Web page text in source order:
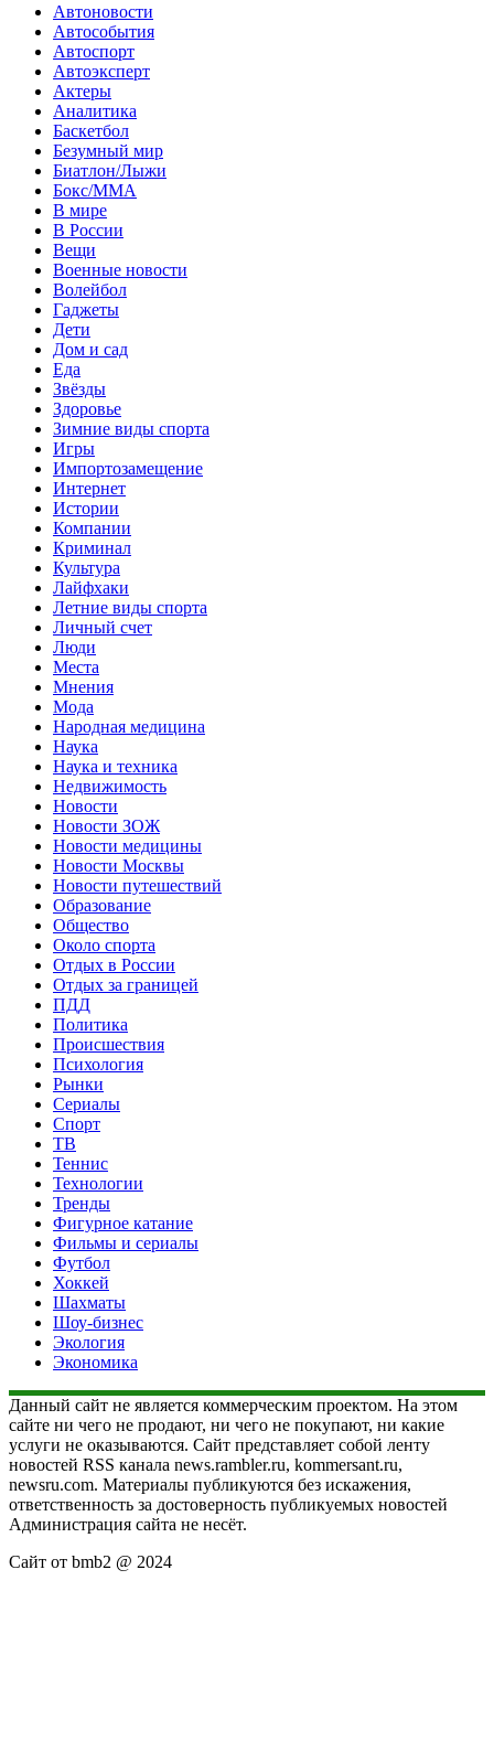
Автоновости
Автособытия
Автоспорт
Автоэксперт
Актеры
Аналитика
Баскетбол
Безумный мир
Биатлон/Лыжи
Бокс/MMA
В мире
В России
Вещи
Военные новости
Волейбол
Гаджеты
Дети
Дом и сад
Еда
Звёзды
Здоровье
Зимние виды спорта
Игры
Импортозамещение
Интернет
Истории
Компании
Криминал
Культура
Лайфхаки
Летние виды спорта
Личный счет
Люди
Места
Мнения
Мода
Народная медицина
Наука
Наука и техника
Недвижимость
Новости
Новости ЗОЖ
Новости медицины
Новости Москвы
Новости путешествий
Образование
Общество
Около спорта
Отдых в России
Отдых за границей
ПДД
Политика
Происшествия
Психология
Рынки
Сериалы
Спорт
ТВ
Теннис
Технологии
Тренды
Фигурное катание
Фильмы и сериалы
Футбол
Хоккей
Шахматы
Шоу-бизнес
Экология
Экономика
Данный сайт не является коммерческим проектом. На этом
сайте ни чего не продают, ни чего не покупают, ни какие
услуги не оказываются. Сайт представляет собой ленту
новостей RSS канала news.rambler.ru, kommersant.ru,
newsru.com. Материалы публикуются без искажения,
ответственность за достоверность публикуемых новостей
Администрация сайта не несёт.
Сайт от bmb2 @ 2024